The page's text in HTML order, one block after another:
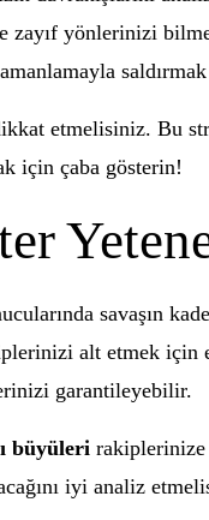
zayıf yönlerinizi
saldırmak
etmelisiniz. Bu
için çaba gösterin!
savaşın
alt etmek için
garantileyebilir.
büyüleri
iyi analiz